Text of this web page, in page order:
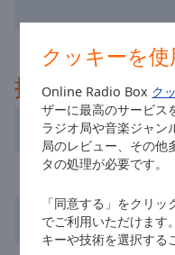
クッキーを
Online Radio Box ク
ザーに最高のサービス
ラジオ局や音楽ジャン
局のレビュー、その他
タの処理が必要です。
「同意する」をクリ
でご利用いただけます
キーや技術を選択する
Fullscreen
modal
window.
Beginning
window.
Escape
推奨
Radio
RFM
Radio Festival